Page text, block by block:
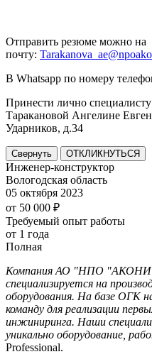
Отправить резюме можно на
почту:
В Whatsapp по номеру
Принести лично
Таракановой Ангелине
Ударников, д.34
Свернуть ОТКЛИКНУТЬСЯ
Инженер-конструктор
Вологодская область
05 октября 2023
от 50 000 ₽
Требуемый опыт работы
от 1 года
Полная
Компания АО "НПО
специализируется на
оборудования. На базе ОГК
команду для реализации
инжиниринга. Наши
уникально оборудование,
Professional.